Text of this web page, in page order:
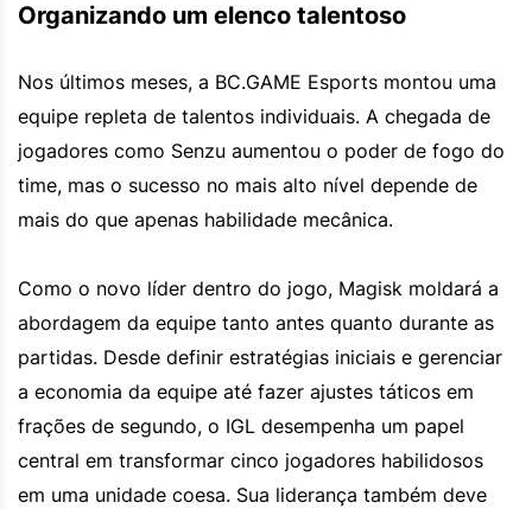
Organizando um elenco talentoso
Nos últimos meses, a BC.GAME Esports montou uma
equipe repleta de talentos individuais. A chegada de
jogadores como Senzu aumentou o poder de fogo do
time, mas o sucesso no mais alto nível depende de
mais do que apenas habilidade mecânica.
Como o novo líder dentro do jogo, Magisk moldará a
abordagem da equipe tanto antes quanto durante as
partidas. Desde definir estratégias iniciais e gerenciar
a economia da equipe até fazer ajustes táticos em
frações de segundo, o IGL desempenha um papel
central em transformar cinco jogadores habilidosos
em uma unidade coesa. Sua liderança também deve